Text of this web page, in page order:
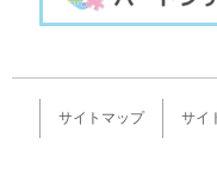
サイトマップ サイ